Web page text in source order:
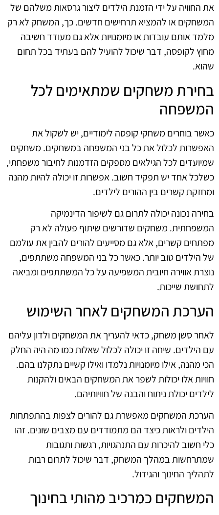
את החוויה על ידי הזמנת הילדים ליצור גרסאות משלהם של
המשחקים או להמציא תרחישים חדשים. כך, המשחק לא רק
מלמד אותם עובדות או מיומנויות אלא גם מעודד חשיבה
מחוץ לקופסה, דבר שיכול להועיל להם בעתיד בכל תחום
שהוא.
בחירת משחקים שמתאימים לכל
המשפחה
כאשר בוחרים משחקי קופסה לימודיים, יש לשקול את
האפשרות לכלול את כל בני המשפחה במשחקים. משחקים
שמיועדים לכל הגילאים מספקים הזדמנות לחיבור משפחתי,
כשלכל אחד יש תפקיד חשוב. אפשרות זו יכולה להיות מהנה
ומחזקת קשרים בין ההורים לילדים.
בחירה נכונה יכולה לתרום גם לשיפור הדינמיקה
המשפחתית. משחקים שדורשים שיתוף פעולה לא רק
מפתחים קשרים, אלא גם מסייעים להורים להבין את עולמם
של הילדים טוב יותר. כאשר כל בני המשפחה משתתפים,
נוצרת אווירה חיובית המשפיעה על כל המשתתפים ומביאה
לתחושת שייכות.
הערכת המשחקים לאחר השימוש
לאחר סשן משחק, כדאי להעריך את המשחקים ולדון עליהם
עם הילדים. שיחה זו יכולה לכלול שאלות כמו מה היה החלק
הכי מהנה, אילו מיומנויות נלמדו ואילו קשיים נתקלנו בהם.
חוויות אלו יכולות לשפר את המשחקים הבאים ולהקנות
לילדים יכולת ניתוח והבנה של חוויותיהם.
הערכת המשחקים מאפשרת גם להורים לצפות בהתפתחות
הילדים ולראות כיצד הם מתמודדים עם מצבים שונים. זהו
כלי חשוב להיכרות עם התנהגויות, רגשות ותגובות
שמתרחשות במהלך המשחק, דבר שיכול לתרום רבות
לתהליך החינוך והגידול.
המשחקים כמרכיב מהותי בחינוך